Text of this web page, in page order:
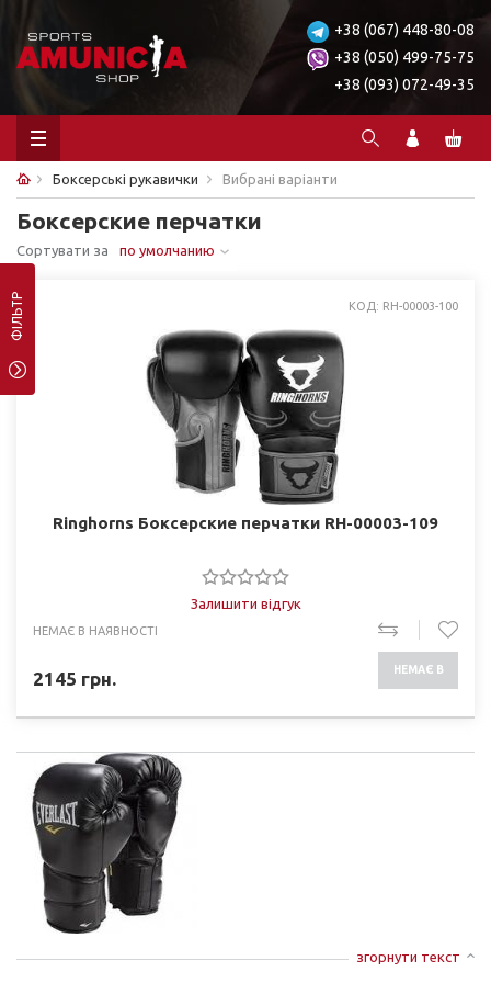
+38 (067) 448-80-08
+38 (050) 499-75-75
+38 (093) 072-49-35
Боксерські рукавички Вибрані варіанти
Боксерские перчатки
Сортувати за по умолчанию
ФІЛЬТР КОД: RH-00003-100
Ringhorns Боксерские перчатки RH-00003-109
Залишити відгук
НЕМАЄ В НАЯВНОСТІ
2145 грн. НЕМАЄ В
згорнути текст